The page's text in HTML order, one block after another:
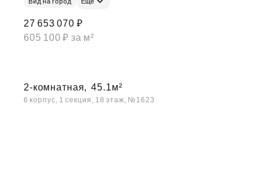
27 653 070 ₽
605 100 ₽ за м²
2-комнатная, 45.1м²
6 корпус, 1 секция, 18 этаж, №1623